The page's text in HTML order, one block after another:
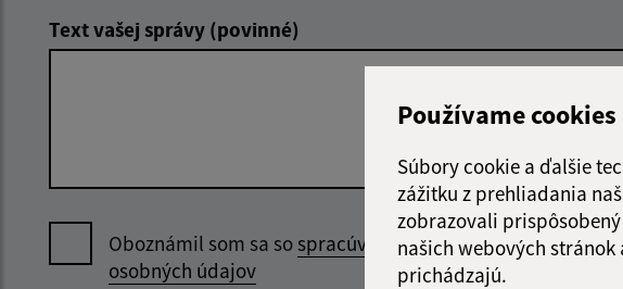
Používame cookies
Súbory cookie a ďalšie
zážitku z prehliadania
zobrazovali
našich webových
prichádzajú.
Text vašej správy (povinné)
Oboznámil som sa sospracúvaním
osobných údajov
GoogleOdoslať